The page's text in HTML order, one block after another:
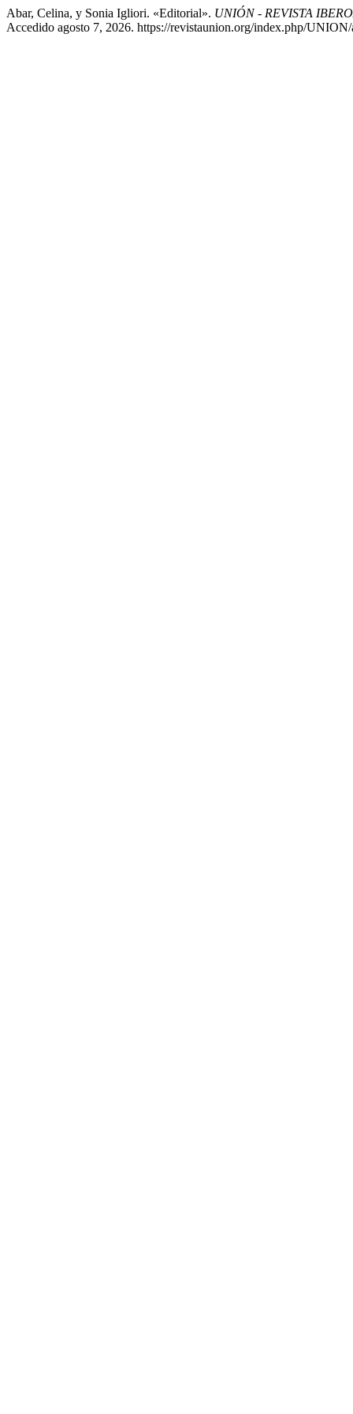
Abar, Celina, y Sonia Igliori. «Editorial». UNIÓN - REVISTA
Accedido agosto 7, 2026. https://revistaunion.org/index.php/